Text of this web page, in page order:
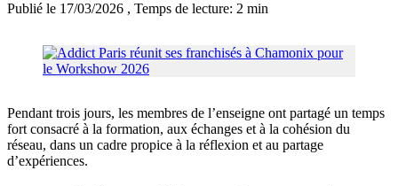
Publié le 17/03/2026 , Temps de lecture: 2 min
Pendant trois jours, les membres de l’enseigne ont partagé un temps
fort consacré à la formation, aux échanges et à la cohésion du
réseau, dans un cadre propice à la réflexion et au partage
d’expériences.